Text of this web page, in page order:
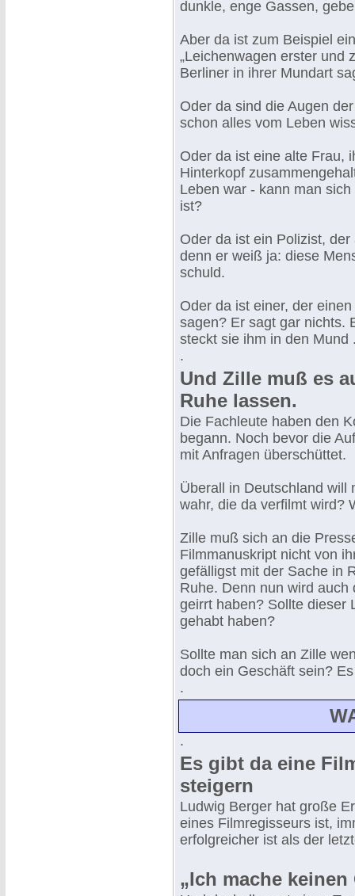
dunkle, enge Gassen,
Aber da ist zum Beispiel
„Leichenwagen erster und
Berliner in ihrer Mundart
Oder da sind die Augen
schon alles vom Leben
Oder da ist eine alte Frau,
Hinterkopf
Leben war - kann man
ist?
Oder da ist ein Polizist,
denn er weiß ja: diese
schuld.
Oder da ist einer, der
sagen? Er sagt gar nichts.
steckt sie ihm in den Mund
.
Und Zille muß es
Ruhe lassen.
Die Fachleute haben den
begann. Noch bevor die
mit Anfragen überschüttet.
Überall in Deutschland will
wahr, die da verfilmt wird?
Zille muß sich an die
Filmmanuskript nicht von
gefälligst mit der Sache in
Ruhe. Denn nun wird
geirrt haben? Sollte dieser
gehabt haben?
Sollte man sich an Zille
doch ein Geschäft sein?
.
.
Es gibt da eine
steigern
Ludwig Berger hat große
eines Filmregisseurs ist,
erfolgreicher ist als der
„Ich mache